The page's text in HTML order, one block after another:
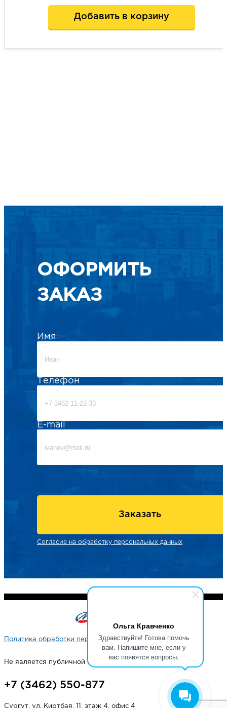
Ольга Кравченко
Здравствуйте! Готова помочь
вам. Напишите мне, если у
вас появятся вопросы.
Добавить в корзину
ОФОРМИТЬ
ЗАКАЗ
Имя
Телефон
E-mail
Заказать
Согласие на обработку персональных данных
Политика обработки персональных данных
Не является публичной офертой
+7 (3462) 550-877
Сургут, ул. Киртбая, 11, этаж 4, офис 4